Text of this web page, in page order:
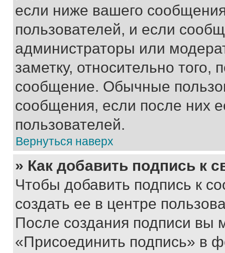
если ниже вашего
пользователей, и если
администраторы или
заметку, относительно
сообщение. Обычные
сообщения, если после них
пользователей.
Вернуться наверх
» Как добавить подпись к
Чтобы добавить подпись к
создать ее в центре
После создания подписи вы
«Присоединить подпись» в